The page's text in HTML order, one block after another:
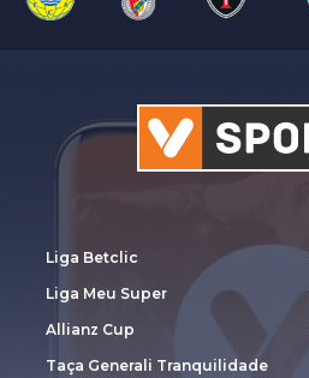
Liga Betclic
Liga Meu Super
Allianz Cup
Taça Generali Tranquilidade